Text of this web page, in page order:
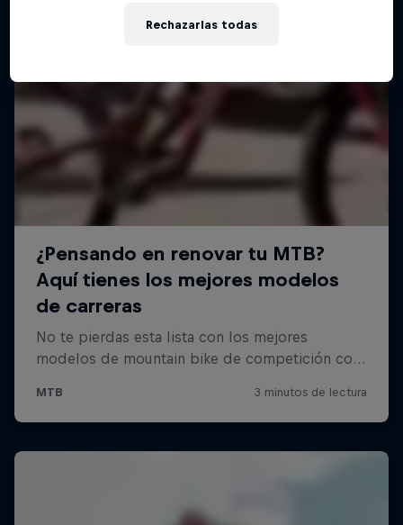
Rechazarlas todas